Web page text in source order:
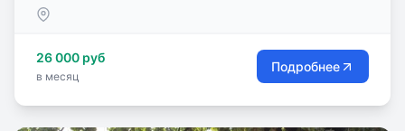
26 000 руб
в месяц
Подробнее